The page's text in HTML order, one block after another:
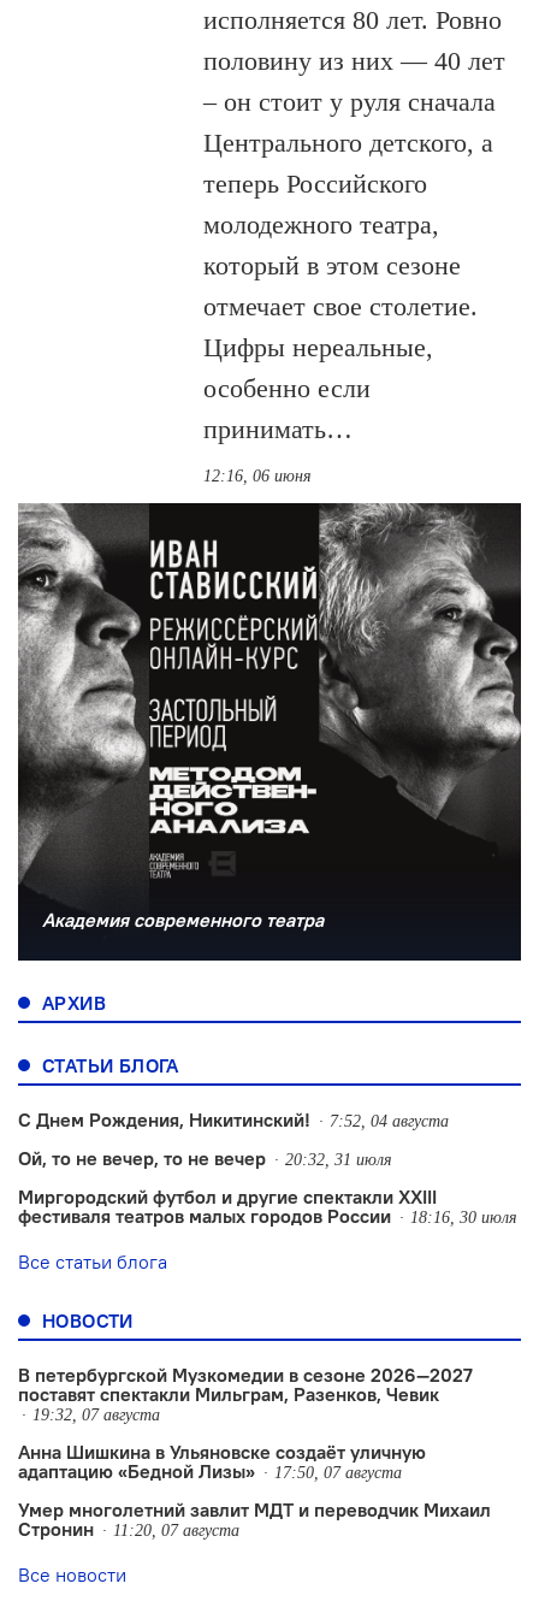
исполняется 80 лет. Ровно
половину из них — 40 лет
– он стоит у руля сначала
Центрального детского, а
теперь Российского
молодежного театра,
который в этом сезоне
отмечает свое столетие.
Цифры нереальные,
особенно если
принимать…
12:16, 06 июня
Академия современного театра
АРХИВ
СТАТЬИ БЛОГА
С Днем Рождения, Никитинский! 7:52, 04 августа
Ой, то не вечер, то не вечер 20:32, 31 июля
Миргородский футбол и другие спектакли XXIII
фестиваля театров малых городов России
18:16, 30 июля
Все статьи блога
НОВОСТИ
В петербургской Музкомедии в сезоне 2026—2027
поставят спектакли Мильграм, Разенков, Чевик
19:32, 07 августа
Анна Шишкина в Ульяновске создаëт уличную
адаптацию «Бедной Лизы»
17:50, 07 августа
Умер многолетний завлит МДТ и переводчик Михаил
Стронин
11:20, 07 августа
Все новости